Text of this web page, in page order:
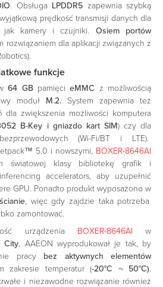
. Obsługa LPDDR5 zapewnia szybką
prędkość transmisji danych dla
jak kamery i czujniki. Osiem portów
rozwiązaniem dla aplikacji związanych z
funkcje
64 GBpamięcieMMC z możliwością
moduł M.2. System zapewnia też
dla zwiększenia możliwości komputera
B-Key i gniazdo kart SIM) czy dla
(Wi-Fi/BT i LTE).
5.0 i nowszymi, BOXER-8646AI
światowej klasy bibliotekę grafik i
accelerators, aby uzupełnić
GPU. Ponadto produkt wyposażono w
, więc gdy zajdzie taka potrzeba
zamontować.
urządzenia BOXER-8646AI w
City, AAEON wyprodukował je tak, by
pracy bez aktywnych elementów
zakresie temperatur (-20°C ~ 50°C).
i niezawodne rozwiązanie również